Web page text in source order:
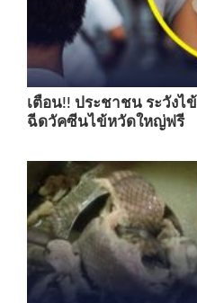
เตือน!! ประชาชน ระวังไ
ฉีดวัคซีนไข้หวัดใหญ่ฟรี